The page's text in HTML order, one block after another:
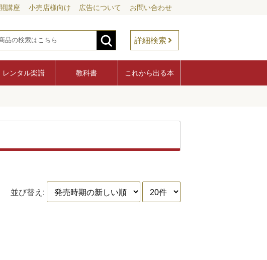
講座 小売店様向け 広告について お問い合わせ
詳細検索
レンタル楽譜 教科書 これから出る本
並び替え: